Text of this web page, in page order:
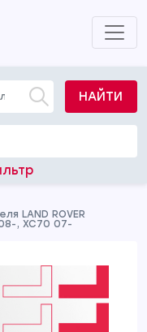
НАЙТИ
LAND ROVER
08-, XC70 07-